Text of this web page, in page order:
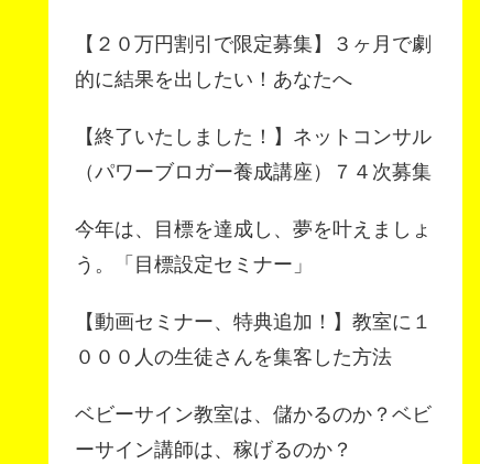
【２０万円割引で限定募集】３ヶ月で劇
的に結果を出したい！あなたへ
【終了いたしました！】ネットコンサル
（パワーブロガー養成講座）７４次募集
今年は、目標を達成し、夢を叶えましょ
う。「目標設定セミナー」
【動画セミナー、特典追加！】教室に１
０００人の生徒さんを集客した方法
ベビーサイン教室は、儲かるのか？ベビ
ーサイン講師は、稼げるのか？